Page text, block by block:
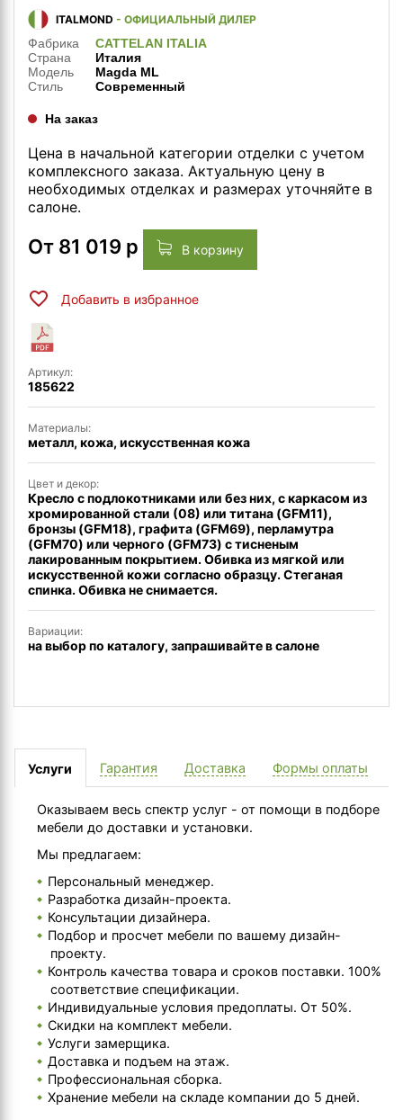
ITALMOND - ОФИЦИАЛЬНЫЙ ДИЛЕР
Фабрика
CATTELAN ITALIA
Страна
Италия
Модель
Magda ML
Стиль
Современный
На заказ
Цена в начальной категории отделки с учетом
комплексного заказа. Актуальную цену в
необходимых отделках и размерах уточняйте в
салоне.
От 81 019 р В корзину
Добавить в избранное
Артикул:
185622
Материалы:
металл, кожа, искусственная кожа
Цвет и декор:
Кресло с подлокотниками или без них, с каркасом из
хромированной стали (08) или титана (GFM11),
бронзы (GFM18), графита (GFM69), перламутра
(GFM70) или черного (GFM73) с тисненым
лакированным покрытием. Обивка из мягкой или
искусственной кожи согласно образцу. Стеганая
спинка. Обивка не снимается.
Вариации:
на выбор по каталогу, запрашивайте в салоне
Услуги
Оказываем весь спектр услуг - от помощи в подборе
мебели до доставки и установки.
Мы предлагаем:
Персональный менеджер.
Разработка дизайн-проекта.
Консультации дизайнера.
Подбор и просчет мебели по вашему дизайн-
проекту.
Контроль качества товара и сроков поставки. 100%
соответствие спецификации.
Индивидуальные условия предоплаты. От 50%.
Скидки на комплект мебели.
Услуги замерщика.
Доставка и подъем на этаж.
Профессиональная сборка.
Хранение мебели на складе компании до 5 дней.
Гарантия Доставка Формы оплаты